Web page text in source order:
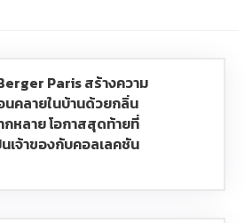
Paris สร้างความ
คลายในบ้านด้วยกลิ่น
หลาย โอกาสสุดท้ายที่
เจ้าของกับคอลเลคชัน